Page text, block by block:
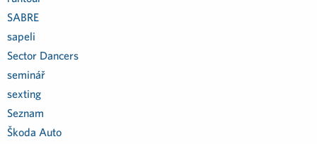
SABRE
sapeli
Sector Dancers
seminář
sexting
Seznam
Škoda Auto